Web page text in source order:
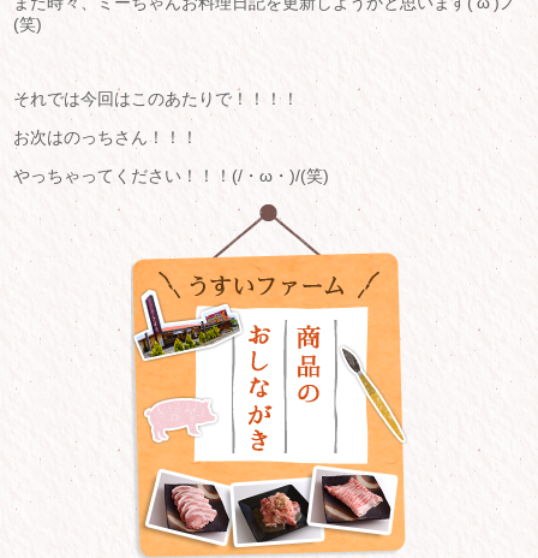
(笑)
それでは今回はこのあたりで！！！！
お次はのっちさん！！！
やっちゃってください！！！(/・ω・)/(笑)